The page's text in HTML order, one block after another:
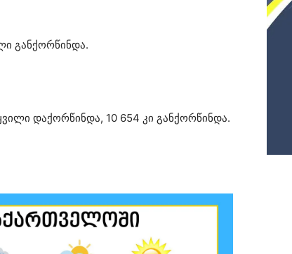
განქორწინდა.
დაქორწინდა, 10 654 კი განქორწინდა.